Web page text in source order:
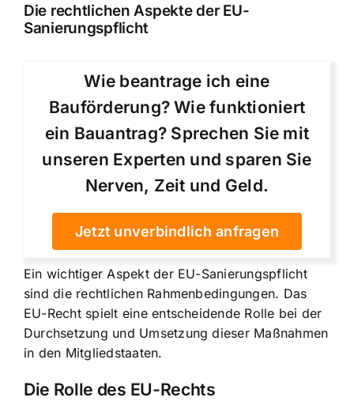
Die rechtlichen Aspekte der EU-
Sanierungspflicht
Wie beantrage ich eine
Bauförderung? Wie funktioniert
ein Bauantrag? Sprechen Sie mit
unseren Experten und sparen Sie
Nerven, Zeit und Geld.
Jetzt unverbindlich anfragen
Ein wichtiger Aspekt der EU-Sanierungspflicht
sind die rechtlichen Rahmenbedingungen. Das
EU-Recht spielt eine entscheidende Rolle bei der
Durchsetzung und Umsetzung dieser Maßnahmen
in den Mitgliedstaaten.
Die Rolle des EU-Rechts